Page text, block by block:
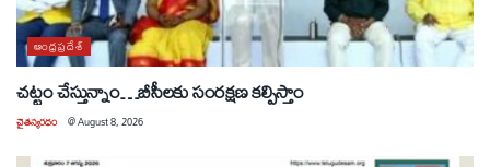
ఆంధ్రప్రదేశ్
చట్టం చేస్తున్నాం…బీసీలకు సంరక్షణ కల్పిస్తాం
చైతన్యరధం @August 8, 2026